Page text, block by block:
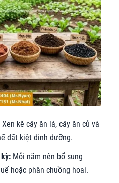
Xen kẽ cây ăn lá, cây ăn củ và
đất kiệt dinh dưỡng.
Mỗi năm nên bổ sung
hoặc phân chuồng hoai.